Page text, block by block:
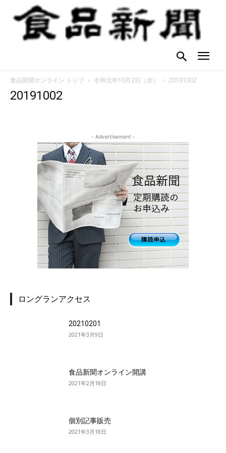
食品新聞オンライン トップ 令和元年10月2日（水） 20191002
20191002
- Advertisement -
ロングランアクセス
20210201
2021年3月9日
食品新聞オンライン開講
2021年2月18日
個別記事販売
2021年3月18日